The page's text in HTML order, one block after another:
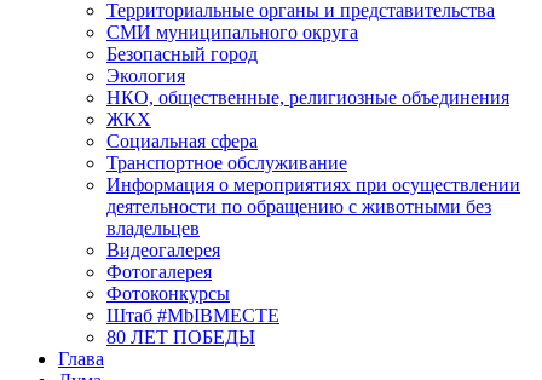
Территориальные органы и представительства
СМИ муниципального округа
Безопасный город
Экология
НКО, общественные, религиозные объединения
ЖКХ
Социальная сфера
Транспортное обслуживание
Информация о мероприятиях при осуществлении
деятельности по обращению с животными без
владельцев
Видеогалерея
Фотогалерея
Фотоконкурсы
Штаб #MbIBMECTE
80 ЛЕТ ПОБЕДЫ
Глава